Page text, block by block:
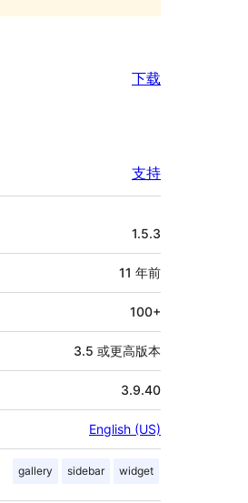
下载
支持
1.5.3
11 年前
100+
3.5 或更高版本
3.9.40
English (US)
gallery sidebar widget